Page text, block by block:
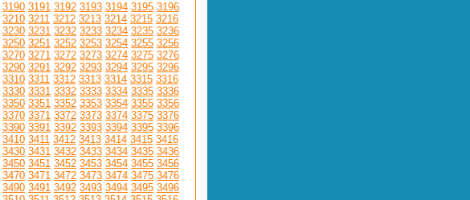
3190 3191 3192 3193 3194 3195 3196
3210 3211 3212 3213 3214 3215 3216
3230 3231 3232 3233 3234 3235 3236
3250 3251 3252 3253 3254 3255 3256
3270 3271 3272 3273 3274 3275 3276
3290 3291 3292 3293 3294 3295 3296
3310 3311 3312 3313 3314 3315 3316
3330 3331 3332 3333 3334 3335 3336
3350 3351 3352 3353 3354 3355 3356
3370 3371 3372 3373 3374 3375 3376
3390 3391 3392 3393 3394 3395 3396
3410 3411 3412 3413 3414 3415 3416
3430 3431 3432 3433 3434 3435 3436
3450 3451 3452 3453 3454 3455 3456
3470 3471 3472 3473 3474 3475 3476
3490 3491 3492 3493 3494 3495 3496